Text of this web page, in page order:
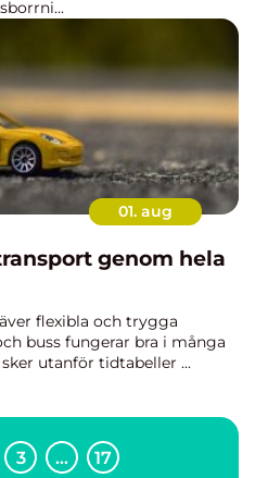
01. aug
flexibla och trygga
buss fungerar bra i många
utanför tidtabeller ...
3 … 17